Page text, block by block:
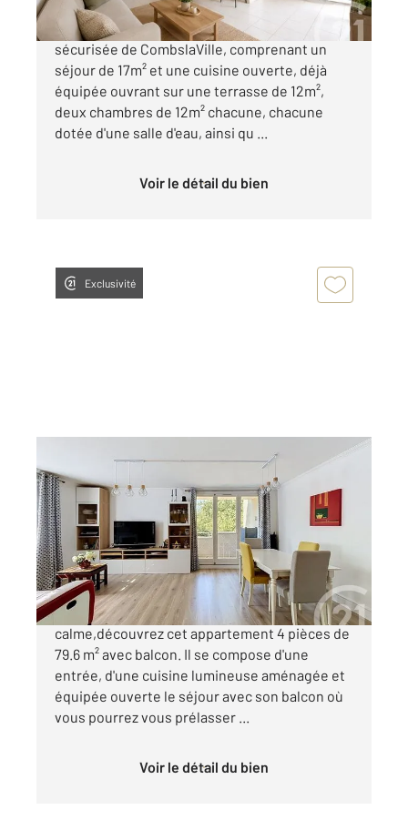
Appartement de 66m² dans une résidence
sécurisée de CombslaVille, comprenant un
séjour de 17m² et une cuisine ouverte, déjà
équipée ouvrant sur une terrasse de 12m²,
deux chambres de 12m² chacune, chacune
dotée d'une salle d'eau, ainsi qu ...
Voir le détail du bien
Exclusivité
COMBS LA VILLE 77
79,57 m , 4 pièces
Ref : 28123
Appartement F4 à vendre
207 000 €
COMBS-LA-VILLE Dans un secteur
calme,découvrez cet appartement 4 pièces de
79.6 m² avec balcon. Il se compose d'une
entrée, d'une cuisine lumineuse aménagée et
équipée ouverte le séjour avec son balcon où
vous pourrez vous prélasser ...
Voir le détail du bien